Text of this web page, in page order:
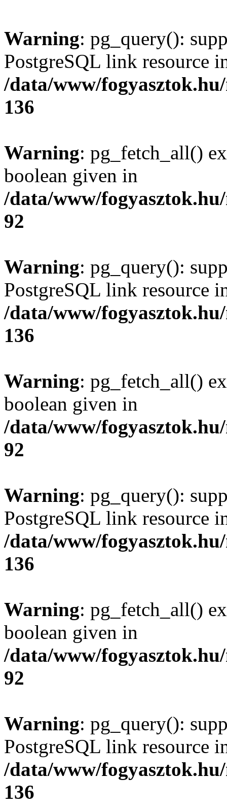
Warning: pg_query():
PostgreSQL link resource
/data/www/
136
Warning: pg_fetch_all()
boolean given in
/data/www/
92
Warning: pg_query():
PostgreSQL link resource
/data/www/
136
Warning: pg_fetch_all()
boolean given in
/data/www/
92
Warning: pg_query():
PostgreSQL link resource
/data/www/
136
Warning: pg_fetch_all()
boolean given in
/data/www/
92
Warning: pg_query():
PostgreSQL link resource
/data/www/
136